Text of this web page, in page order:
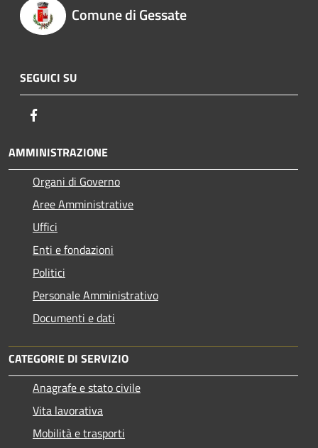
Comune di Gessate
SEGUICI SU
AMMINISTRAZIONE
Organi di Governo
Aree Amministrative
Uffici
Enti e fondazioni
Politici
Personale Amministrativo
Documenti e dati
CATEGORIE DI SERVIZIO
Anagrafe e stato civile
Vita lavorativa
Mobilità e trasporti